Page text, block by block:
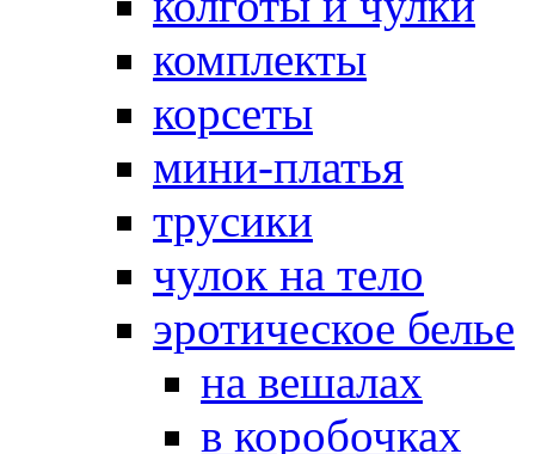
комплекты
корсеты
мини-платья
трусики
чулок на тело
эротическое белье
на вешалах
в коробочках